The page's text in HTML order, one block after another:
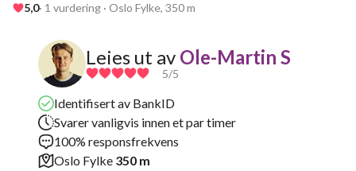
5,0· 1 vurdering · Oslo Fylke, 350 m
Leies ut av Ole-Martin S
5/5
Identifisert av BankID
Svarer vanligvis innen et par timer
100% responsfrekvens
Oslo Fylke 350 m